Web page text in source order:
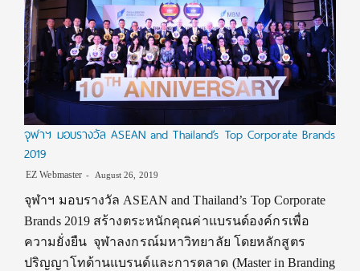
จุฬาฯ มอบรางวัล ASEAN and Thailand’s Top Corporate Brands
2019
EZ Webmaster August 26, 2019
จุฬาฯ มอบรางวัล ASEAN and Thailand’s Top Corporate
Brands 2019 สร้างตระหนักคุณค่าแบรนด์องค์กรเพื่อ
ความยั่งยืน จุฬาลงกรณ์มหาวิทยาลัย โดยหลักสูตร
ปริญญาโทด้านแบรนด์และการตลาด (Master in Branding